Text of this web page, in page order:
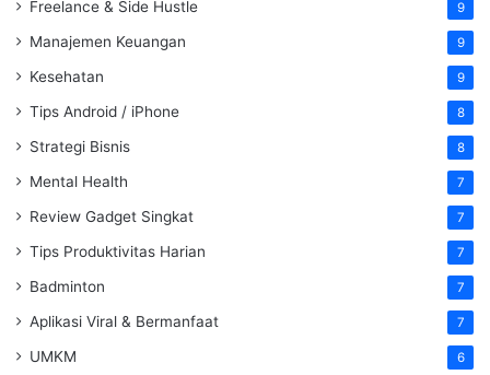
Freelance & Side Hustle 9
Manajemen Keuangan 9
Kesehatan 9
Tips Android / iPhone 8
Strategi Bisnis 8
Mental Health 7
Review Gadget Singkat 7
Tips Produktivitas Harian 7
Badminton 7
Aplikasi Viral & Bermanfaat 7
UMKM 6